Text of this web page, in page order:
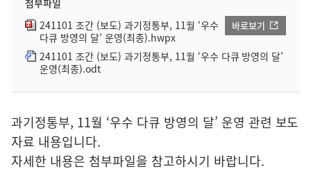
첨부파일
241101 조간 (보도) 과기정통부, 11월 ‘우수
다큐 방영의 달’ 운영(최종).hwpx
바로보기
241101 조간 (보도) 과기정통부, 11월 ‘우수 다큐 방영의 달’
운영(최종).odt
과기정통부, 11월 ‘우수 다큐 방영의 달’ 운영 관련 보도
자료 내용입니다.
자세한 내용은 첨부파일을 참고하시기 바랍니다.